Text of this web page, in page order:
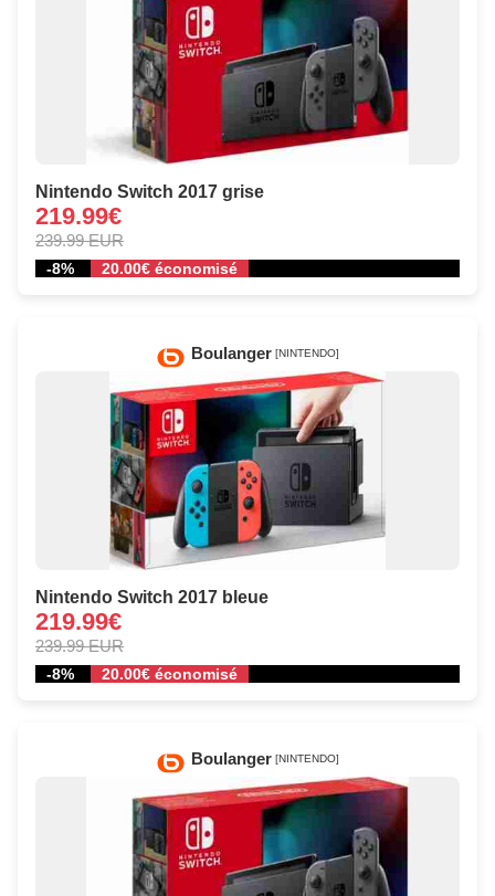
Nintendo Switch 2017 grise
219.99€
239.99 EUR
-8% 20.00€ économisé
Boulanger [NINTENDO]
Nintendo Switch 2017 bleue
219.99€
239.99 EUR
-8% 20.00€ économisé
Boulanger [NINTENDO]